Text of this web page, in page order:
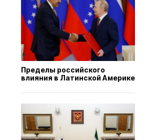
Пределы российского
влияния в Латинской Америке